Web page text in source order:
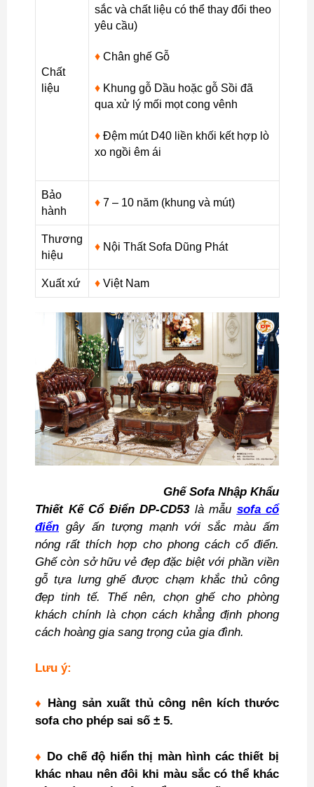
Chất
liệu
sắc và chất liệu có thể thay đổi theo
yêu cầu)
♦ Chân ghế Gỗ
♦ Khung gỗ Dầu hoặc gỗ Sồi đã
qua xử lý mối mọt cong vênh
♦ Đệm mút D40 liền khối kết hợp lò
xo ngồi êm ái
Bảo
hành
♦ 7 – 10 năm (khung và mút)
Thương
hiệu
♦ Nội Thất Sofa Dũng Phát
Xuất xứ ♦ Việt Nam
Ghế Sofa Nhập Khẩu
Thiết Kế Cổ Điển DP-CD53là mẫu sofa cổ
điển gây ấn tượng mạnh với sắc màu ấm
nóng rất thích hợp cho phong cách cổ điển.
Ghế còn sở hữu vẻ đẹp đặc biệt với phần viền
gỗ tựa lưng ghế được chạm khắc thủ công
đẹp tinh tế. Thế nên, chọn ghế cho phòng
khách chính là chọn cách khẳng định phong
cách hoàng gia sang trọng của gia đình.
Lưu ý:
♦
Hàng sản xuất thủ công nên kích thước
sofa cho phép sai số ± 5.
♦ Do chế độ hiển thị màn hình các thiết bị
khác nhau nên đôi khi màu sắc có thể khác